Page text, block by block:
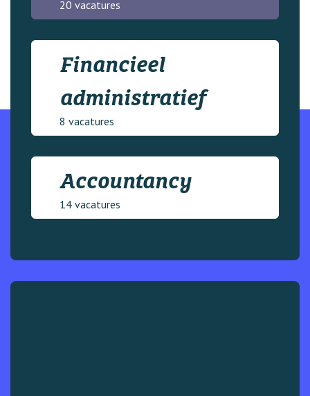
20 vacatures
Financieel
administratief
8 vacatures
Accountancy
14 vacatures